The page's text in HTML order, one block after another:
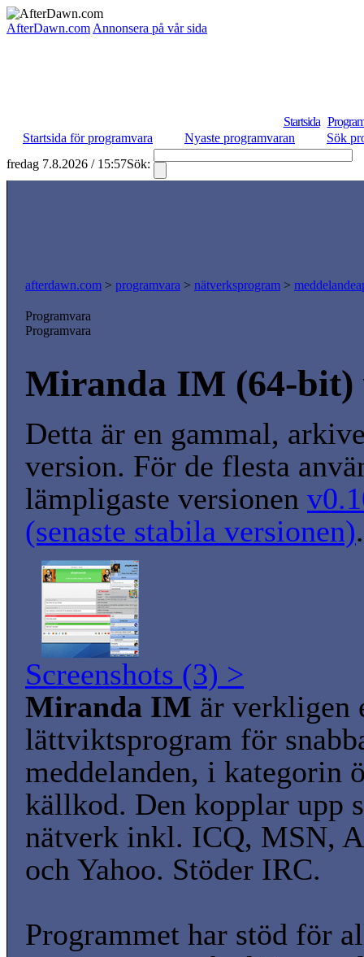
AfterDawn.com Annonsera på vår sida
Startsida
Startsida för programvara
Nyaste programvaran
Sök
fredag 7.8.2026 / 15:57Sök:
afterdawn.com > programvara > nätverksprogram >
Programvara
Programvara
Miranda IM (64-bit)
Detta är en gammal,
version. För de flesta
lämpligaste versionen
(senaste stabila versionen).
Screenshots (3) >
Miranda IM är verkligen
lättviktsprogram för
meddelanden, i kategorin
källkod. Den kopplar upp
nätverk inkl. ICQ, MSN,
och Yahoo. Stöder IRC.
Programmet har stöd för